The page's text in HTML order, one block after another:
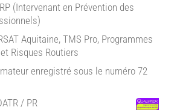
(Intervenant en Prévention des
Aquitaine, TMS Pro, Programmes
Risques Routiers
enregistré sous le numéro 72
/ PR